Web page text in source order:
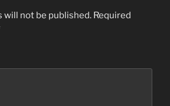
will not be published. Required